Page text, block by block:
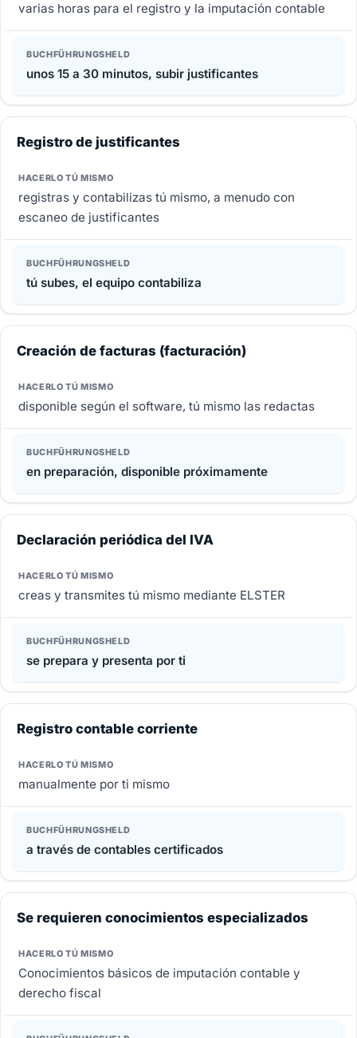
varias horas para el registro y la imputación contable
unos 15 a 30 minutos, subir justificantes
Registro de justificantes
registras y contabilizas tú mismo, a menudo con
escaneo de justificantes
tú subes, el equipo contabiliza
Creación de facturas (facturación)
disponible según el software, tú mismo las redactas
en preparación, disponible próximamente
Declaración periódica del IVA
creas y transmites tú mismo mediante ELSTER
se prepara y presenta por ti
Registro contable corriente
manualmente por ti mismo
a través de contables certificados
Se requieren conocimientos especializados
Conocimientos básicos de imputación contable y
derecho fiscal